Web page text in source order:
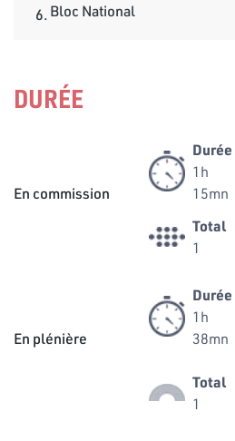
6.Bloc National
DURÉE
En commission
Durée
1h
15mn
Total
1
En plénière
Durée
1h
38mn
Total
1